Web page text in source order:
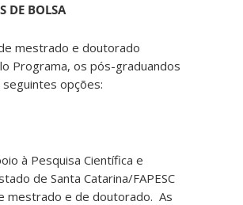
DE BOLSA
mestrado e doutorado
Programa, os pós-graduandos
opções:
à Pesquisa Científica e
de Santa Catarina/FAPESC
mestrado e de doutorado. As